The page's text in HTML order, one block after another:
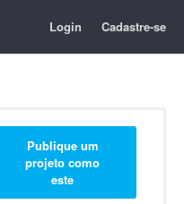
Login Cadastre-se
Publique um
projeto como
este